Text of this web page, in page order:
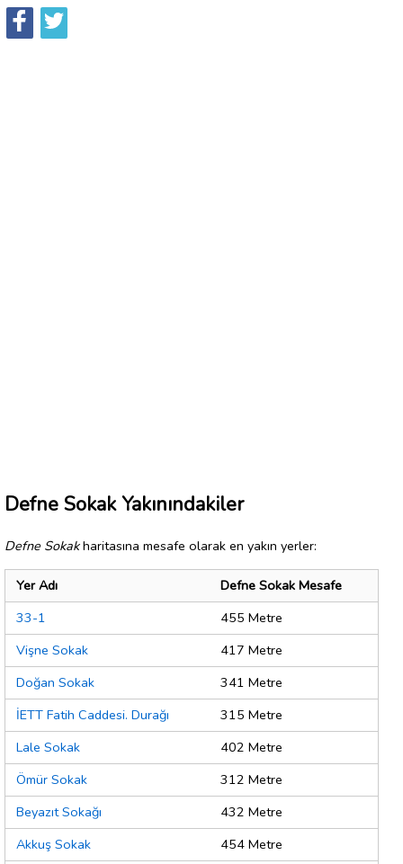
Defne Sokak Yakınındakiler
Defne Sokakharitasına mesafe olarak en yakın yerler:
Yer Adı
Defne Sokak Mesafe
33-1
455 Metre
Vişne Sokak
417 Metre
Doğan Sokak
341 Metre
İETT Fatih Caddesi. Durağı
315 Metre
Lale Sokak
402 Metre
Ömür Sokak
312 Metre
Beyazıt Sokağı
432 Metre
Akkuş Sokak
454 Metre